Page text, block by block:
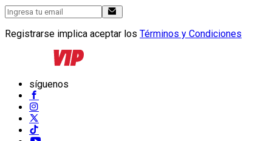
Registrarse implica aceptar los Términos y Condiciones
síguenos